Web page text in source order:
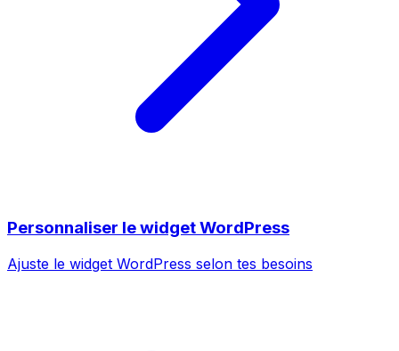
Personnaliser le widget WordPress
Ajuste le widget WordPress selon tes besoins